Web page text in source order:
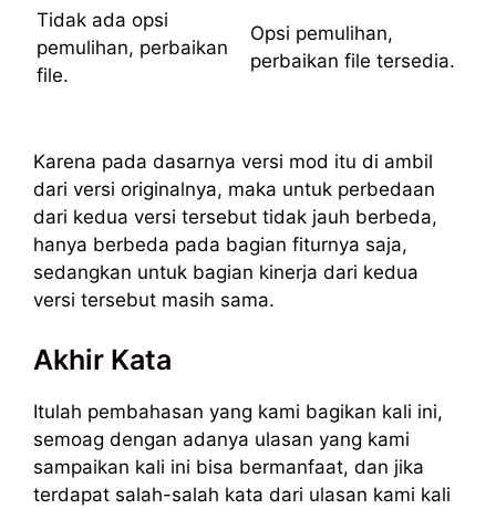
Tidak ada opsi
pemulihan, perbaikan
file.
Opsi pemulihan,
perbaikan file tersedia.
Karena pada dasarnya versi mod itu di ambil
dari versi originalnya, maka untuk perbedaan
dari kedua versi tersebut tidak jauh berbeda,
hanya berbeda pada bagian fiturnya saja,
sedangkan untuk bagian kinerja dari kedua
versi tersebut masih sama.
Akhir Kata
Itulah pembahasan yang kami bagikan kali ini,
semoag dengan adanya ulasan yang kami
sampaikan kali ini bisa bermanfaat, dan jika
terdapat salah-salah kata dari ulasan kami kali